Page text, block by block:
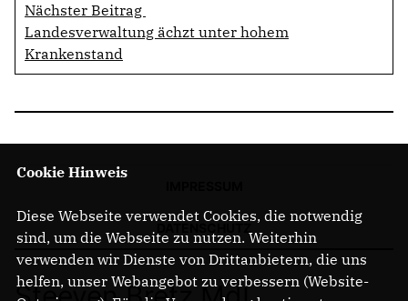
Nächster Beitrag
Landesverwaltung ächzt unter hohem
Krankenstand
Cookie Hinweis
Diese Webseite verwendet Cookies, die notwendig
sind, um die Webseite zu nutzen. Weiterhin
verwenden wir Dienste von Drittanbietern, die uns
helfen, unser Webangebot zu verbessern (Website-